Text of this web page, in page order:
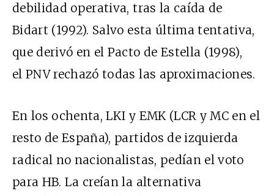
debilidad operativa, tras la caída de
Bidart (1992). Salvo esta última tentativa,
que derivó en el Pacto de Estella (1998),
el PNV rechazó todas las aproximaciones.
En los ochenta, LKI y EMK (LCR y MC en el
resto de España), partidos de izquierda
radical no nacionalistas, pedían el voto
para HB. La creían la alternativa